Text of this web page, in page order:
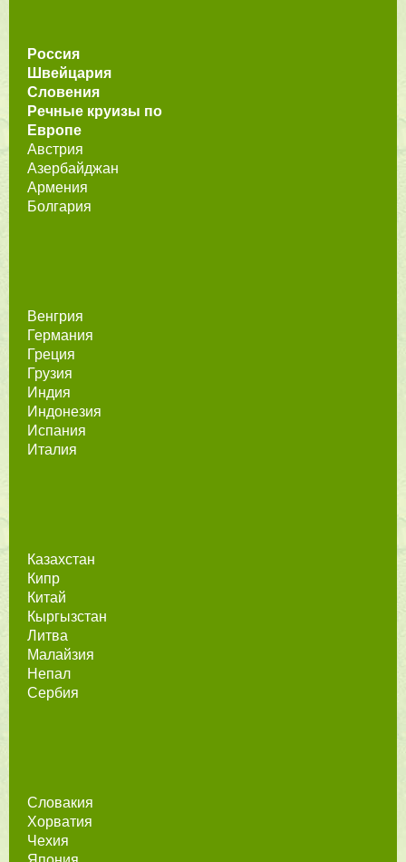
Россия
Швейцария
Словения
Речные круизы по
Европе
Австрия
Азербайджан
Армения
Болгария
Венгрия
Германия
Греция
Грузия
Индия
Индонезия
Испания
Италия
Казахстан
Кипр
Китай
Кыргызстан
Литва
Малайзия
Непал
Сербия
Словакия
Хорватия
Чехия